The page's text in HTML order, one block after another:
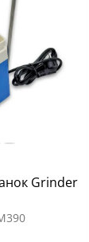
Grinder